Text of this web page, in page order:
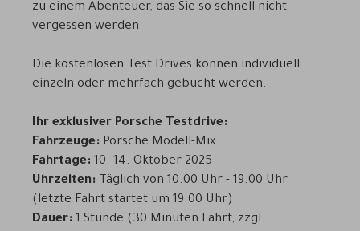
zu einem Abenteuer, das Sie so schnell nicht
vergessen werden.
Die kostenlosen Test Drives können individuell
einzeln oder mehrfach gebucht werden.
Ihr exklusiver Porsche Testdrive:
Fahrzeuge: Porsche Modell-Mix
Fahrtage: 10.-14. Oktober 2025
Uhrzeiten: Täglich von 10.00 Uhr - 19.00 Uhr
(letzte Fahrt startet um 19.00 Uhr)
Dauer: 1 Stunde (30 Minuten Fahrt, zzgl.